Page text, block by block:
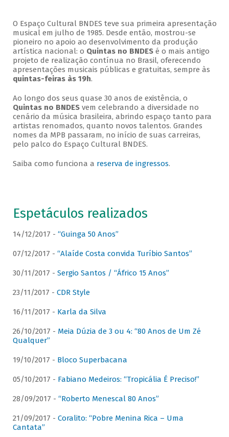
O Espaço Cultural BNDES teve sua primeira apresentação
musical em julho de 1985. Desde então, mostrou-se
pioneiro no apoio ao desenvolvimento da produção
artística nacional: o Quintas no BNDESé o mais antigo
projeto de realização contínua no Brasil, oferecendo
apresentações musicais públicas e gratuitas, sempre às
quintas-feiras às 19h.
Ao longo dos seus quase 30 anos de existência, o
Quintas no BNDESvem celebrando a diversidade no
cenário da música brasileira, abrindo espaço tanto para
artistas renomados, quanto novos talentos. Grandes
nomes da MPB passaram, no início de suas carreiras,
pelo palco do Espaço Cultural BNDES.
Saiba como funciona a reserva de ingressos.
Espetáculos realizados
14/12/2017 - “Guinga 50 Anos”
07/12/2017 - “Alaíde Costa convida Turíbio Santos”
30/11/2017 - Sergio Santos / “Áfrico 15 Anos”
23/11/2017 - CDR Style
16/11/2017 - Karla da Silva
26/10/2017 - Meia Dúzia de 3 ou 4: “80 Anos de Um Zé
Qualquer”
19/10/2017 - Bloco Superbacana
05/10/2017 - Fabiano Medeiros: “Tropicália É Preciso!”
28/09/2017 - “Roberto Menescal 80 Anos”
21/09/2017 - Coralito: “Pobre Menina Rica – Uma
Cantata”